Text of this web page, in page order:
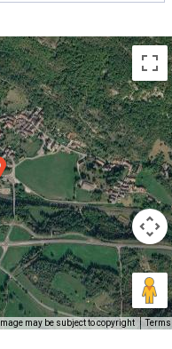
Image may be subject to copyright Terms